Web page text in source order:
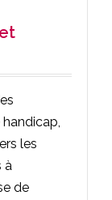
les
à
de